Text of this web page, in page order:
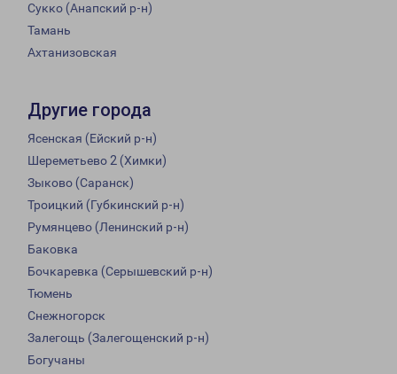
Сукко (Анапский р-н)
Тамань
Ахтанизовская
Другие города
Ясенская (Ейский р-н)
Шереметьево 2 (Химки)
Зыково (Саранск)
Троицкий (Губкинский р-н)
Румянцево (Ленинский р-н)
Баковка
Бочкаревка (Серышевский р-н)
Тюмень
Снежногорск
Залегощь (Залегощенский р-н)
Богучаны